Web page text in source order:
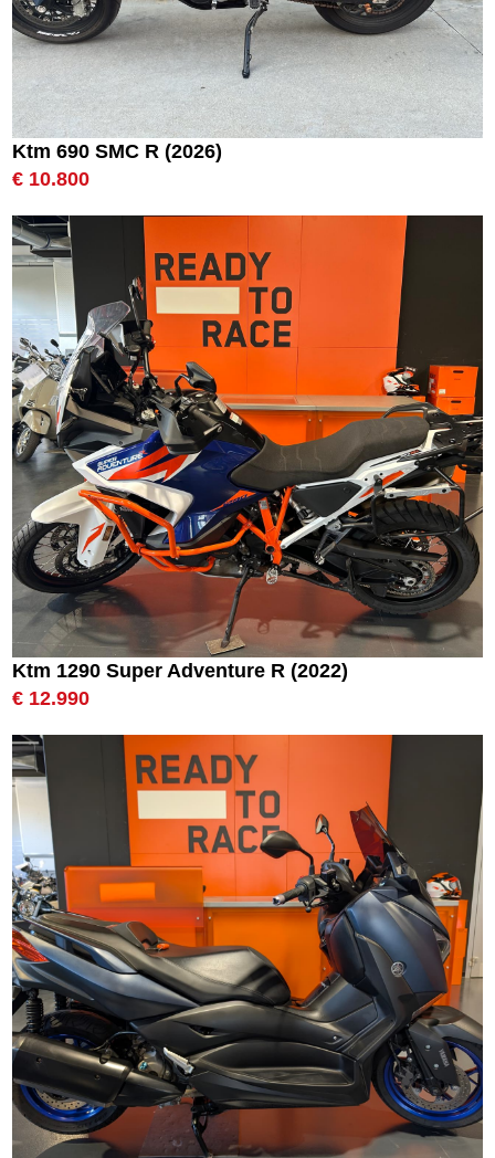
Ktm 690 SMC R (2026)
€ 10.800
Ktm 1290 Super Adventure R (2022)
€ 12.990